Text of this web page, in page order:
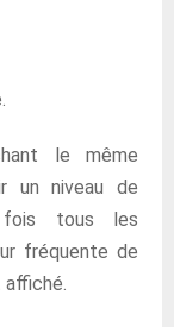
le même
un niveau de
fois tous les
fréquente de